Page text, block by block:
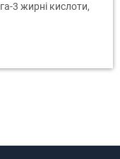
3 жирні кислоти,